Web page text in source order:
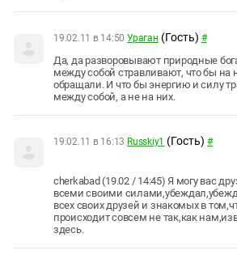
19.02.11 в 14:50 Ураган (Гость) #
Да, да разворовывают природные
между собой стравливают, что бы
обращали. И что бы энергию и силу
между собой, а не на них.
19.02.11 в 16:13 Russkiy1 (Гость) #
cherkabad (19.02 / 14:45) Я могу вас
всеми своими
всех своих друзей и знакомых в
происходит совсем не так,как
здесь.